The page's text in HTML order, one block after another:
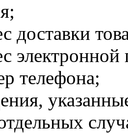
доставки
электронной
телефона;